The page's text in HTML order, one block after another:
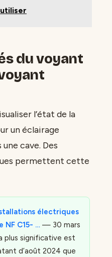
du voyant
l’état de la
un éclairage
cave. Des
permettent cette
électriques
NF C15- … — 30 mars
plus significative est
d’août 2024 que